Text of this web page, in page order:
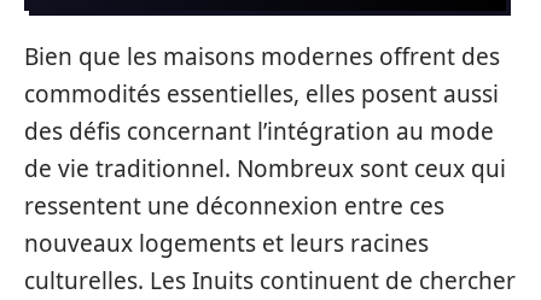
Bien que les maisons modernes offrent des
commodités essentielles, elles posent aussi
des défis concernant l’intégration au mode
de vie traditionnel. Nombreux sont ceux qui
ressentent une déconnexion entre ces
nouveaux logements et leurs racines
culturelles. Les Inuits continuent de chercher